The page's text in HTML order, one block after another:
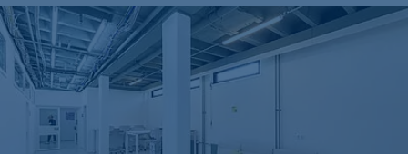
Benutzer-Sessions (z. B. bei Login, Umfrage
oder Formularen). Wird auch bei Caching zur
Identifizierung verwendet.
Cookie Laufzeit:
Session
Cookie Consent
Büroimmobilien Berlin: Starkes Wachstum im ersten